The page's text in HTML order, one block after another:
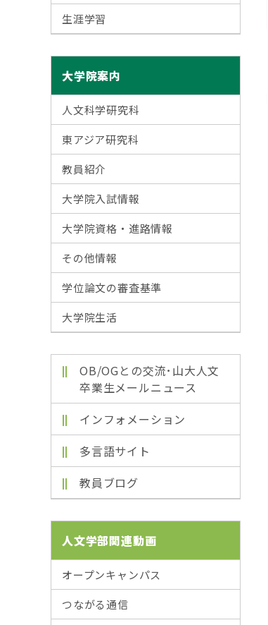
生涯学習
大学院案内
人文科学研究科
東アジア研究科
教員紹介
大学院入試情報
大学院資格・進路情報
その他情報
学位論文の審査基準
大学院生活
OB/OGとの交流･山大人文
卒業生メールニュース
インフォメーション
多言語サイト
教員ブログ
人文学部関連動画
オープンキャンパス
つながる通信